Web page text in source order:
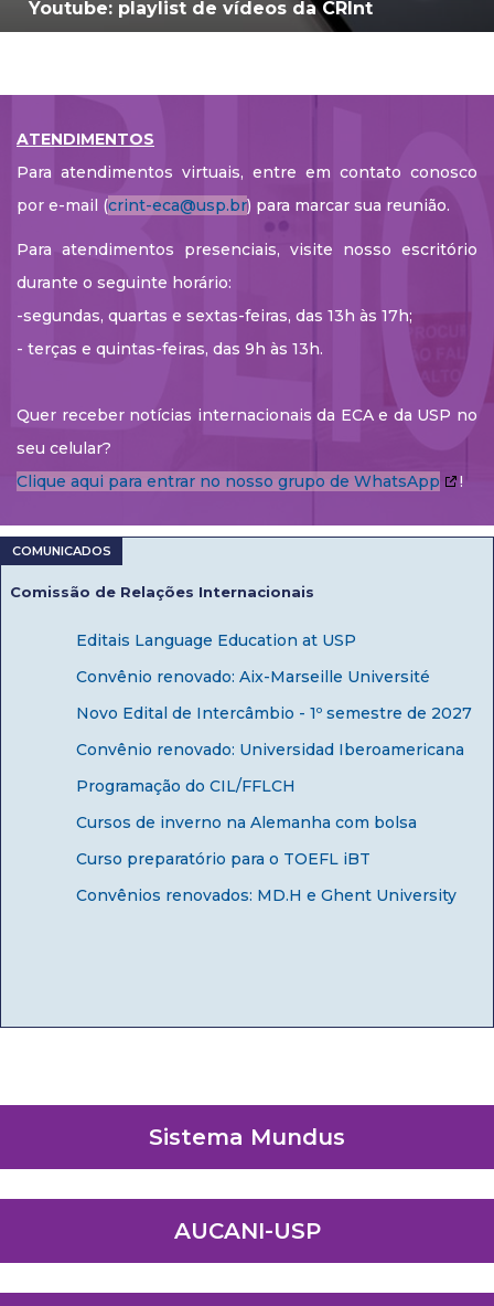
Youtube: playlist de vídeos da CRInt
ATENDIMENTOS
Para atendimentos virtuais, entre em contato conosco
por e-mail (crint-eca@usp.br) para marcar sua reunião.
Para atendimentos presenciais, visite nosso escritório
durante o seguinte horário:
-segundas, quartas e sextas-feiras, das 13h às 17h;
- terças e quintas-feiras, das 9h às 13h.
Quer receber notícias internacionais da ECA e da USP no
seu celular?
Clique aqui para entrar no nosso grupo de WhatsApp
!
Comissão de Relações Internacionais
Editais Language Education at USP
Convênio renovado: Aix-Marseille Université
Novo Edital de Intercâmbio - 1º semestre de 2027
Convênio renovado: Universidad Iberoamericana
Programação do CIL/FFLCH
Cursos de inverno na Alemanha com bolsa
Curso preparatório para o TOEFL iBT
Convênios renovados: MD.H e Ghent University
Sistema Mundus
AUCANI-USP